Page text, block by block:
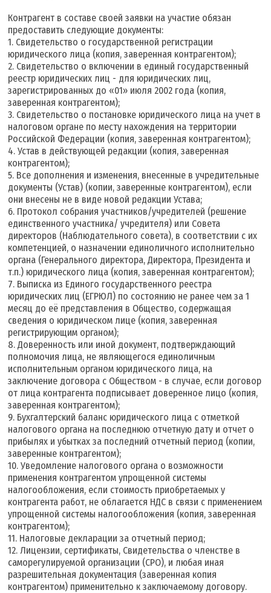
Контрагент в составе своей заявки на участие обязан
предоставить следующие документы:
1. Свидетельство о государственной регистрации
юридического лица (копия, заверенная контрагентом);
2. Свидетельство о включении в единый государственный
реестр юридических лиц - для юридических лиц,
зарегистрированных до «01» июля 2002 года (копия,
заверенная контрагентом);
3. Свидетельство о постановке юридического лица на учет в
налоговом органе по месту нахождения на территории
Российской Федерации (копия, заверенная контрагентом);
4. Устав в действующей редакции (копия, заверенная
контрагентом);
5. Все дополнения и изменения, внесенные в учредительные
документы (Устав) (копии, заверенные контрагентом), если
они внесены не в виде новой редакции Устава;
6. Протокол собрания участников/учредителей (решение
единственного участника/ учредителя) или Совета
директоров (Наблюдательного совета), в соответствии с их
компетенцией, о назначении единоличного исполнительно
органа (Генерального директора, Директора, Президента и
т.п.) юридического лица (копия, заверенная контрагентом);
7. Выписка из Единого государственного реестра
юридических лиц (ЕГРЮЛ) по состоянию не ранее чем за 1
месяц до её представления в Общество, содержащая
сведения о юридическом лице (копия, заверенная
регистрирующим органом);
8. Доверенность или иной документ, подтверждающий
полномочия лица, не являющегося единоличным
исполнительным органом юридического лица, на
заключение договора с Обществом - в случае, если договор
от лица контрагента подписывает доверенное лицо (копия,
заверенная контрагентом);
9. Бухгалтерский баланс юридического лица с отметкой
налогового органа на последнюю отчетную дату и отчет о
прибылях и убытках за последний отчетный период (копии,
заверенные контрагентом);
10. Уведомление налогового органа о возможности
применения контрагентом упрощенной системы
налогообложения, если стоимость приобретаемых у
контрагента работ, не облагается НДС в связи с применением
упрощенной системы налогообложения (копия, заверенная
контрагентом);
11. Налоговые декларации за отчетный период;
12. Лицензии, сертификаты, Свидетельства о членстве в
саморегулируемой организации (СРО), и любая иная
разрешительная документация (заверенная копия
контрагентом) применительно к заключаемому договору.